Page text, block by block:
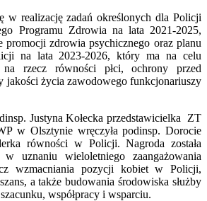
w realizację zadań określonych dla Policji
Programu Zdrowia na lata 2021-2025,
promocji zdrowia psychicznego oraz planu
na lata 2023-2026, który ma na celu
na rzecz równości płci, ochrony przed
jakości życia zawodowego funkcjonariuszy
Justyna Kołecka przedstawicielka ZT
w Olsztynie wręczyła podinsp. Dorocie
równości w Policji. Nagroda została
w uznaniu wieloletniego zaangażowania
wzmacniania pozycji kobiet w Policji,
a także budowania środowiska służby
współpracy i wsparciu.